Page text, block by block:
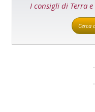
I consigli di Terra
Cerca